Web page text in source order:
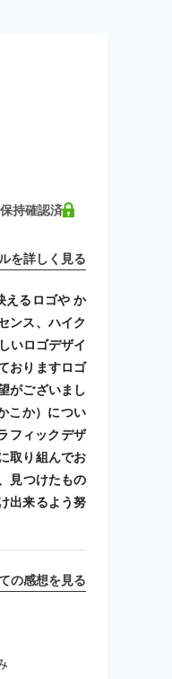
持確認済
を詳しく見る
えるロゴや か
ンス、ハイク
いロゴデザイ
おりますロゴ
がございまし
こか）につい
フィックデザ
取り組んでお
見つけたもの
出来るよう努
の感想を見る